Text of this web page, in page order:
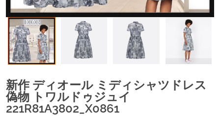
新作 ディオール ミディシャツドレス
偽物 トワルドゥジュイ
221R81A3802_X0861